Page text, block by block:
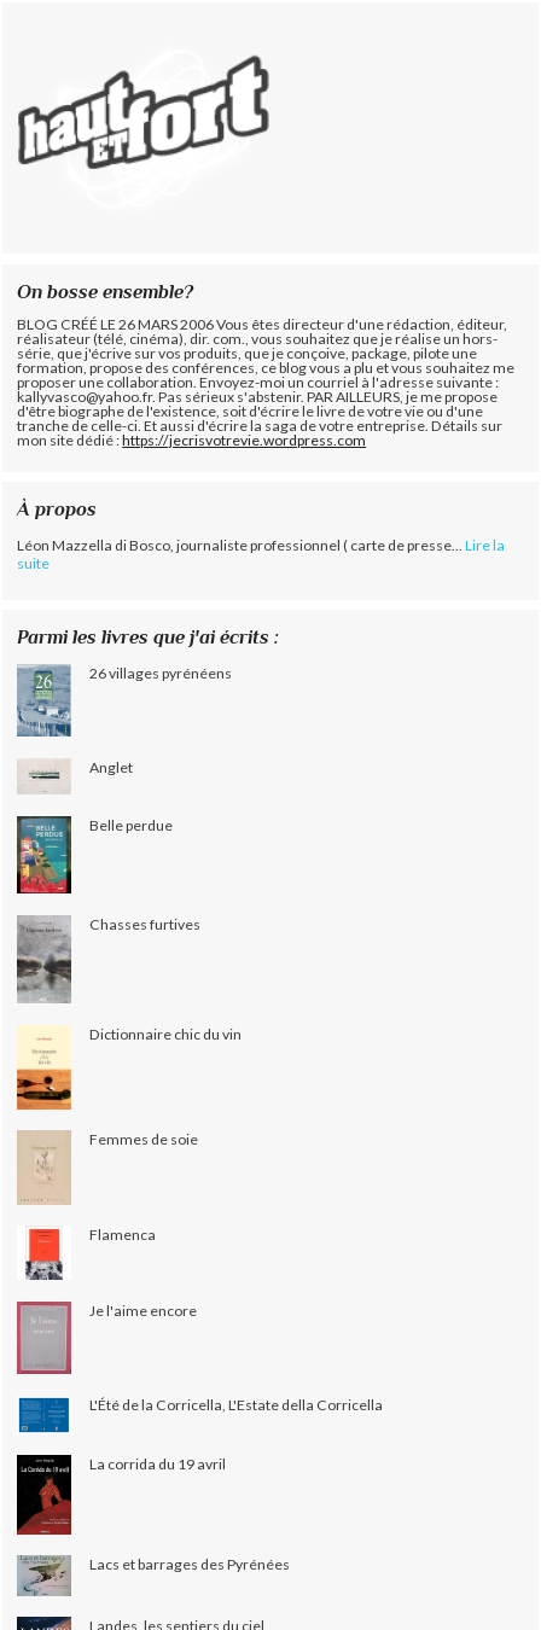
On bosse ensemble?
BLOG CRÉÉ LE 26 MARS 2006 Vous êtes directeur d'une rédaction, éditeur,
réalisateur (télé, cinéma), dir. com., vous souhaitez que je réalise un hors-
série, que j'écrive sur vos produits, que je conçoive, package, pilote une
formation, propose des conférences, ce blog vous a plu et vous souhaitez me
proposer une collaboration. Envoyez-moi un courriel à l'adresse suivante :
kallyvasco@yahoo.fr. Pas sérieux s'abstenir. PAR AILLEURS, je me propose
d'être biographe de l'existence, soit d'écrire le livre de votre vie ou d'une
tranche de celle-ci. Et aussi d'écrire la saga de votre entreprise. Détails sur
mon site dédié :https://jecrisvotrevie.wordpress.com
À propos
Léon Mazzella di Bosco, journaliste professionnel ( carte de presse... Lire la
suite
Parmi les livres que j'ai écrits :
26 villages pyrénéens
Anglet
Belle perdue
Chasses furtives
Dictionnaire chic du vin
Femmes de soie
Flamenca
Je l'aime encore
L'Été de la Corricella, L'Estate della Corricella
La corrida du 19 avril
Lacs et barrages des Pyrénées
Landes, les sentiers du ciel